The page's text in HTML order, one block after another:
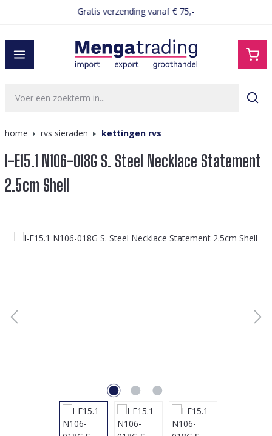
Gratis verzending vanaf € 75,-
home rvs sieraden kettingen rvs
I-E15.1 N106-018G S. Steel Necklace Statement
2.5cm Shell
Afbeeldingengalerij overslaan